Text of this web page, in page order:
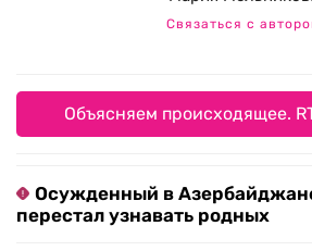
Связаться с
Объясняем происходящее.
Осужденный в
перестал узнавать родных